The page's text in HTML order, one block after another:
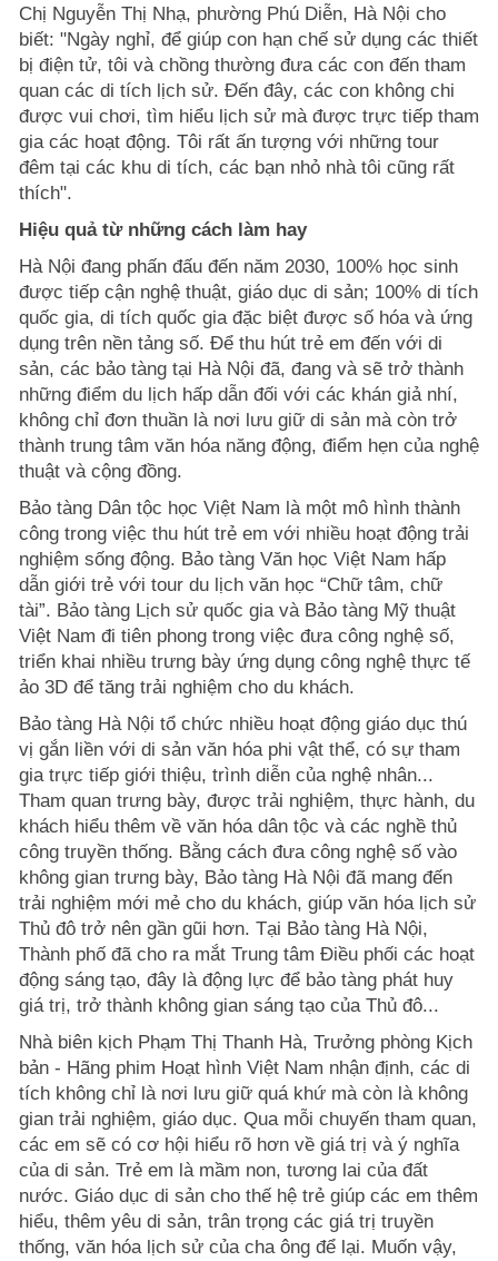
Chị Nguyễn Thị Nhạ, phường Phú Diễn, Hà Nội cho
biết: "Ngày nghỉ, để giúp con hạn chế sử dụng các thiết
bị điện tử, tôi và chồng thường đưa các con đến tham
quan các di tích lịch sử. Đến đây, các con không chi
được vui chơi, tìm hiểu lịch sử mà được trực tiếp tham
gia các hoạt động. Tôi rất ấn tượng với những tour
đêm tại các khu di tích, các bạn nhỏ nhà tôi cũng rất
thích".
Hiệu quả từ những cách làm hay
Hà Nội đang phấn đấu đến năm 2030, 100% học sinh
được tiếp cận nghệ thuật, giáo dục di sản; 100% di tích
quốc gia, di tích quốc gia đặc biệt được số hóa và ứng
dụng trên nền tảng số. Để thu hút trẻ em đến với di
sản, các bảo tàng tại Hà Nội đã, đang và sẽ trở thành
những điểm du lịch hấp dẫn đối với các khán giả nhí,
không chỉ đơn thuần là nơi lưu giữ di sản mà còn trở
thành trung tâm văn hóa năng động, điểm hẹn của nghệ
thuật và cộng đồng.
Bảo tàng Dân tộc học Việt Nam là một mô hình thành
công trong việc thu hút trẻ em với nhiều hoạt động trải
nghiệm sống động. Bảo tàng Văn học Việt Nam hấp
dẫn giới trẻ với tour du lịch văn học “Chữ tâm, chữ
tài”. Bảo tàng Lịch sử quốc gia và Bảo tàng Mỹ thuật
Việt Nam đi tiên phong trong việc đưa công nghệ số,
triển khai nhiều trưng bày ứng dụng công nghệ thực tế
ảo 3D để tăng trải nghiệm cho du khách.
Bảo tàng Hà Nội tổ chức nhiều hoạt động giáo dục thú
vị gắn liền với di sản văn hóa phi vật thể, có sự tham
gia trực tiếp giới thiệu, trình diễn của nghệ nhân...
Tham quan trưng bày, được trải nghiệm, thực hành, du
khách hiểu thêm về văn hóa dân tộc và các nghề thủ
công truyền thống. Bằng cách đưa công nghệ số vào
không gian trưng bày, Bảo tàng Hà Nội đã mang đến
trải nghiệm mới mẻ cho du khách, giúp văn hóa lịch sử
Thủ đô trở nên gần gũi hơn. Tại Bảo tàng Hà Nội,
Thành phố đã cho ra mắt Trung tâm Điều phối các hoạt
động sáng tạo, đây là động lực để bảo tàng phát huy
giá trị, trở thành không gian sáng tạo của Thủ đô...
Nhà biên kịch Phạm Thị Thanh Hà, Trưởng phòng Kịch
bản - Hãng phim Hoạt hình Việt Nam nhận định, các di
tích không chỉ là nơi lưu giữ quá khứ mà còn là không
gian trải nghiệm, giáo dục. Qua mỗi chuyến tham quan,
các em sẽ có cơ hội hiểu rõ hơn về giá trị và ý nghĩa
của di sản. Trẻ em là mầm non, tương lai của đất
nước. Giáo dục di sản cho thế hệ trẻ giúp các em thêm
hiểu, thêm yêu di sản, trân trọng các giá trị truyền
thống, văn hóa lịch sử của cha ông để lại. Muốn vậy,